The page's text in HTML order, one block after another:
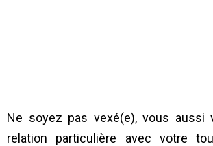
Ne soyez pas vexé(e), vous aussi
relation particulière avec votre